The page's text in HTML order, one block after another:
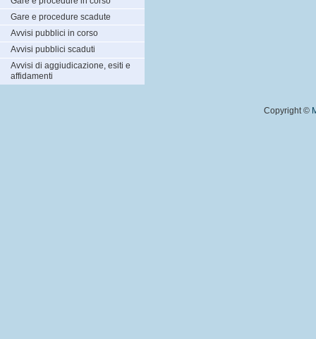
Gare e procedure scadute
Avvisi pubblici in corso
Avvisi pubblici scaduti
Avvisi di aggiudicazione, esiti e
affidamenti
Copyright ©